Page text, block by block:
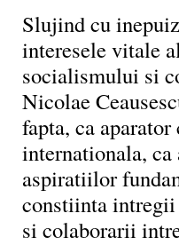
Slujind cu
interesele vitale
socialismului si
Nicolae
fapta, ca
internationala, ca
aspiratiilor
constiinta
si colaborarii